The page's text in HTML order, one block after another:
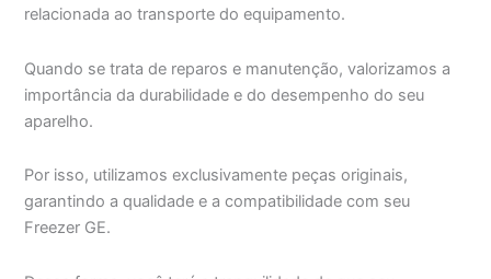
relacionada ao transporte do equipamento.
Quando se trata de reparos e manutenção, valorizamos a
importância da durabilidade e do desempenho do seu
aparelho.
Por isso, utilizamos exclusivamente peças originais,
garantindo a qualidade e a compatibilidade com seu
Freezer GE.